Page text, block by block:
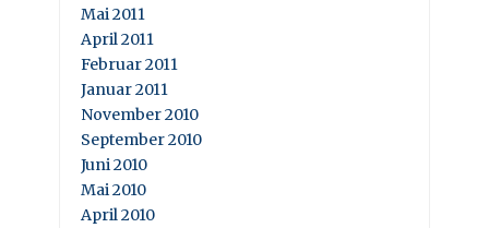
Mai 2011
April 2011
Februar 2011
Januar 2011
November 2010
September 2010
Juni 2010
Mai 2010
April 2010